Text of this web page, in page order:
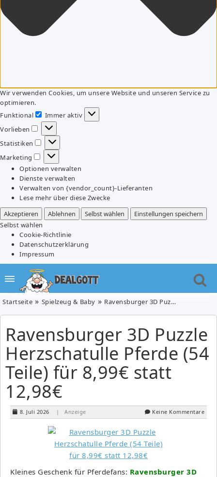
Wir verwenden Cookies, um unsere Website und unseren Service zu
optimieren.
Funktional
Funktional
Immer aktiv
Vorlieben
Vorlieben
Statistiken
Statistiken
Marketing
Marketing
Optionen verwalten
Dienste verwalten
Verwalten von {vendor_count}-Lieferanten
Lese mehr über diese Zwecke
Akzeptieren
Ablehnen Selbst wählen
Einstellungen speichern
Selbst wählen
Cookie-Richtlinie
Datenschutzerklärung
Impressum
Startseite Spielzeug & Baby Ravensburger 3D Puzzle Herzschatulle Pferde (54 Teile) für 8,99€ statt 12,98€
Ravensburger 3D Puzzle
Herzschatulle Pferde (54
Teile) für 8,99€ statt
12,98€
8. Juli 2026 | Anzeige Keine Kommentare
Kleines Geschenk für Pferdefans: Ravensburger 3D